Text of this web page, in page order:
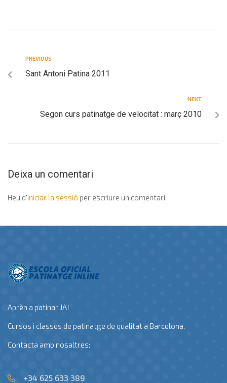
PREVIOUS
Sant Antoni Patina 2011
NEXT
Segon curs patinatge de velocitat : març 2010
Deixa un comentari
Heu d'iniciar la sessió per escriure un comentari.
Aprèn a patinar JA!
Cursos i classes de patinatge de qualitat a Barcelona.
Contacta amb nosaltres:
+34 625 633 389